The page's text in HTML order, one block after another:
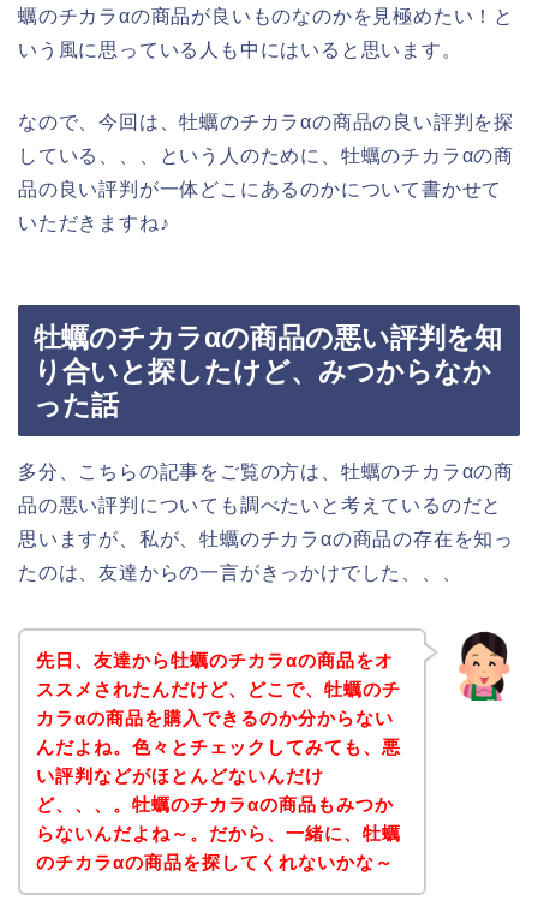
蠣のチカラαの商品が良いものなのかを見極めたい！と
いう風に思っている人も中にはいると思います。
なので、今回は、牡蠣のチカラαの商品の良い評判を探
している、、、という人のために、牡蠣のチカラαの商
品の良い評判が一体どこにあるのかについて書かせて
いただきますね♪
牡蠣のチカラαの商品の悪い評判を知
り合いと探したけど、みつからなか
った話
多分、こちらの記事をご覧の方は、牡蠣のチカラαの商
品の悪い評判についても調べたいと考えているのだと
思いますが、私が、牡蠣のチカラαの商品の存在を知っ
たのは、友達からの一言がきっかけでした、、、
先日、友達から牡蠣のチカラαの商品をオ
ススメされたんだけど、どこで、牡蠣のチ
カラαの商品を購入できるのか分からない
んだよね。色々とチェックしてみても、悪
い評判などがほとんどないんだけ
ど、、、。牡蠣のチカラαの商品もみつか
らないんだよね～。だから、一緒に、牡蠣
のチカラαの商品を探してくれないかな～